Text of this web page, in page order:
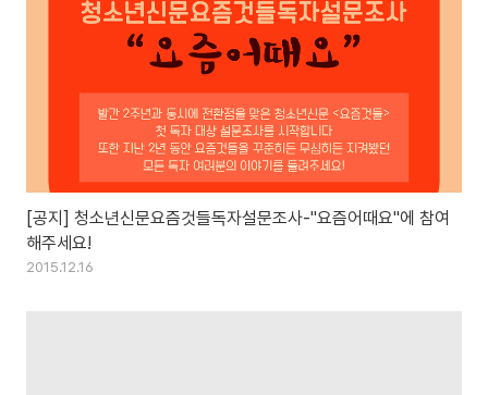
[공지] 청소년신문요즘것들독자설문조사-"요즘어때요"에 참여
해주세요!
2015.12.16